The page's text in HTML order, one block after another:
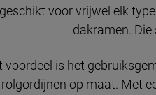
voor vrijwel elk
dakramen.
voordeel is het
op maat. Met